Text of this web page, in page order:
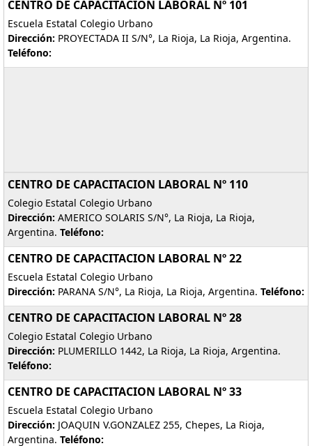
CENTRO DE CAPACITACION LABORAL Nº 101
Escuela Estatal Colegio Urbano
Dirección: PROYECTADA II S/N°, La Rioja, La Rioja, Argentina.
Teléfono:
CENTRO DE CAPACITACION LABORAL Nº 110
Colegio Estatal Colegio Urbano
Dirección: AMERICO SOLARIS S/N°, La Rioja, La Rioja,
Argentina. Teléfono:
CENTRO DE CAPACITACION LABORAL Nº 22
Escuela Estatal Colegio Urbano
Dirección: PARANA S/N°, La Rioja, La Rioja, Argentina. Teléfono:
CENTRO DE CAPACITACION LABORAL Nº 28
Colegio Estatal Colegio Urbano
Dirección: PLUMERILLO 1442, La Rioja, La Rioja, Argentina.
Teléfono:
CENTRO DE CAPACITACION LABORAL Nº 33
Escuela Estatal Colegio Urbano
Dirección: JOAQUIN V.GONZALEZ 255, Chepes, La Rioja,
Argentina. Teléfono: